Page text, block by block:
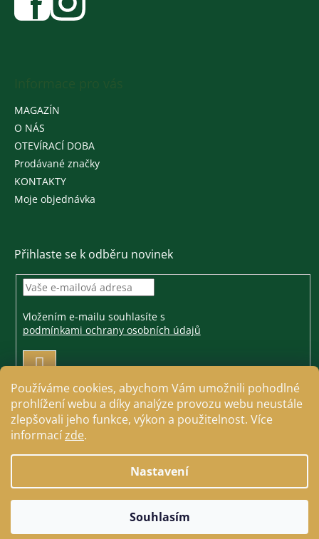
Používáme cookies, abychom Vám umožnili pohodlné
prohlížení webu a díky analýze provozu webu neustále
zlepšovali jeho funkce, výkon a použitelnost. Více
informacízde.
Nastavení
Souhlasím
MAGAZÍN
O NÁS
OTEVÍRACÍ DOBA
Prodávané značky
KONTAKTY
Moje objednávka
Přihlaste se k odběru novinek
Vložením e-mailu souhlasíte s
podmínkami ochrany osobních údajů
PŘIHLÁSIT
Copyright 2026Jezdecké a farmářské potřeby Cavallo.
Všechna práva vyhrazena.